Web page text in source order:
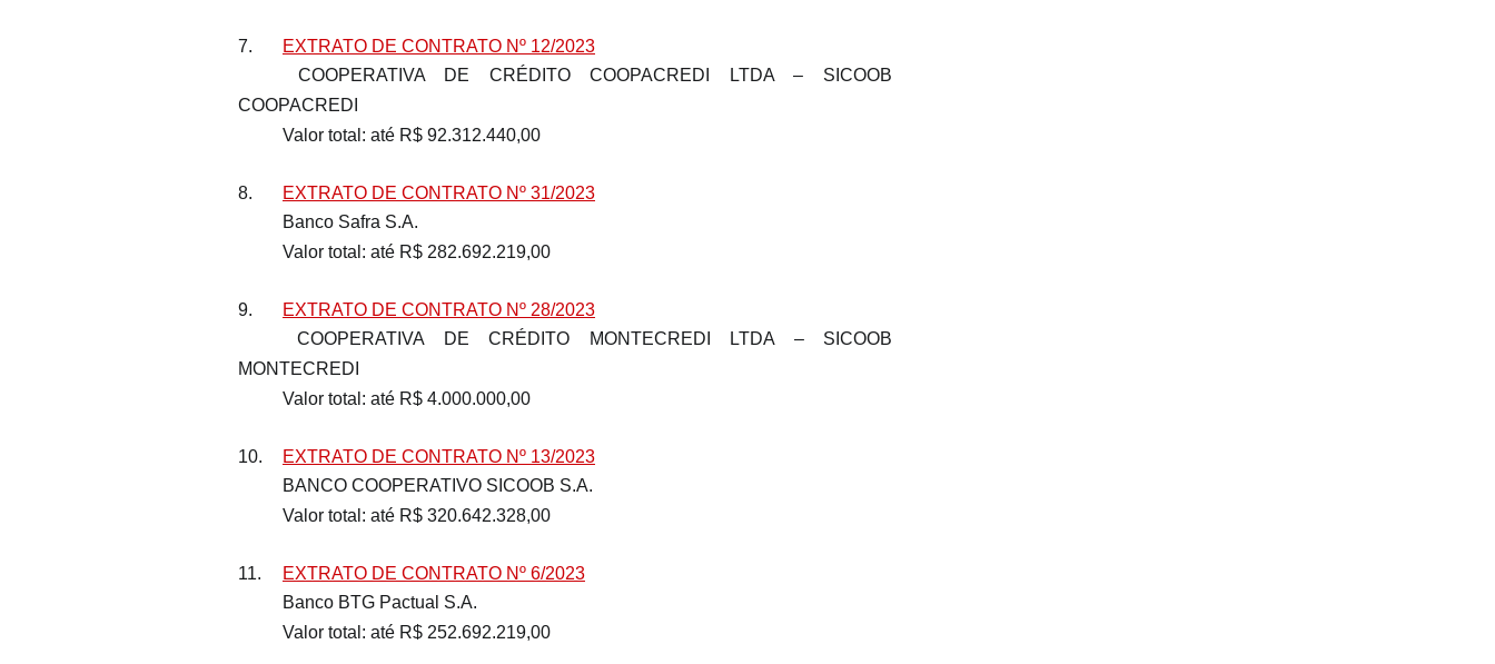
EXTRATO DE CONTRATO Nº 12/2023
COOPACREDI
	Valor total: até R$ 92.312.440,00
EXTRATO DE CONTRATO Nº 31/2023
	Banco Safra S.A.
	Valor total: até R$ 282.692.219,00
EXTRATO DE CONTRATO Nº 28/2023
	COOPERATIVA DE CRÉDITO MONTECREDI LTDA – SICOOB
MONTECREDI
	Valor total: até R$ 4.000.000,00
EXTRATO DE CONTRATO Nº 13/2023
	BANCO COOPERATIVO SICOOB S.A.
	Valor total: até R$ 320.642.328,00
EXTRATO DE CONTRATO Nº 6/2023
	Banco BTG Pactual S.A.
	Valor total: até R$ 252.692.219,00